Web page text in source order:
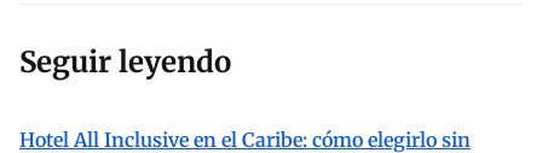
Seguir leyendo
Hotel All Inclusive en el Caribe: cómo elegirlo sin